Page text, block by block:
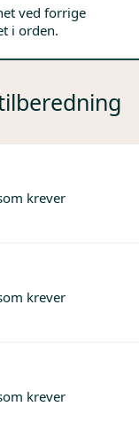
ved forrige
i orden.
krever
krever
krever